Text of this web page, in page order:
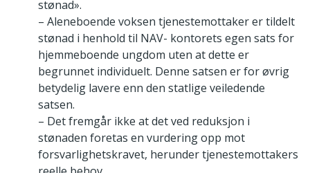
stønad».
– Aleneboende voksen tjenestemottaker er tildelt
stønad i henhold til NAV- kontorets egen sats for
hjemmeboende ungdom uten at dette er
begrunnet individuelt. Denne satsen er for øvrig
betydelig lavere enn den statlige veiledende
satsen.
– Det fremgår ikke at det ved reduksjon i
stønaden foretas en vurdering opp mot
forsvarlighetskravet, herunder tjenestemottakers